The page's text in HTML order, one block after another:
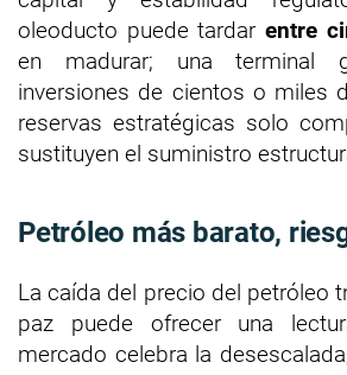
oleoducto puede tardarentre
en madurar; una terminal
inversiones de cientos o miles
reservas estratégicas solo
sustituyen el suministro
Petróleo más barato,
La caída del precio del petróleo
paz puede ofrecer una
mercado celebra la